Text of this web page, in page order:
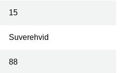
15
Suverehvid
88